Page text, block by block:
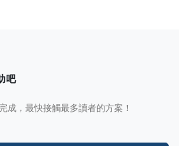
吧
成，最快接觸最多讀者的方案！